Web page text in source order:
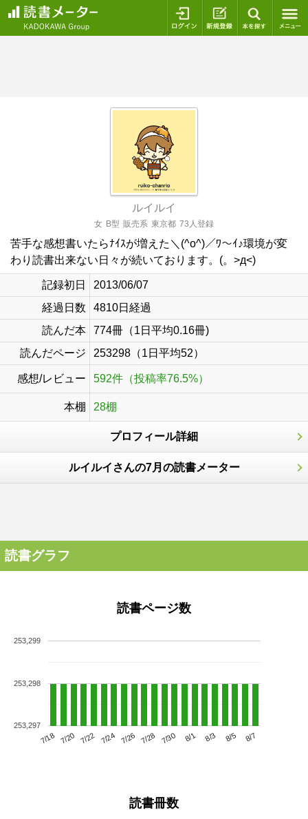
ログイン 新規登録
ルイルイ
女 B型 販売系 東京都 73人登録
苦手な感想書いたらﾅｲｽが増えた＼(^o^)／ﾜ〜ｲ♪環境が変
わり読書出来ない日々が続いております。(。>д<)
記録初日
2013/06/07
経過日数
4810日経過
読んだ本
774冊（1日平均0.16冊)
読んだページ
253298（1日平均52）
感想/レビュー 592件（投稿率76.5%）
本棚 28棚
プロフィール詳細
ルイルイさんの7月の読書メーター
読書グラフ
読書ページ数
7/18 7/20 7/22 7/24 7/26 7/28 7/30 8/1 8/3 8/5 8/7
253,297
253,298
253,299
読書冊数